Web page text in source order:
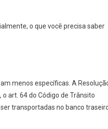
o que você precisa saber
menos específicas. A
art. 64 do Código de Trânsito
transportadas no banco